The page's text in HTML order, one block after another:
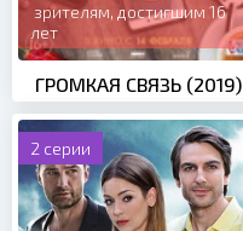
зрителям, достигшим 16
лет
ГРОМКАЯ СВЯЗЬ (2019)
2 серии